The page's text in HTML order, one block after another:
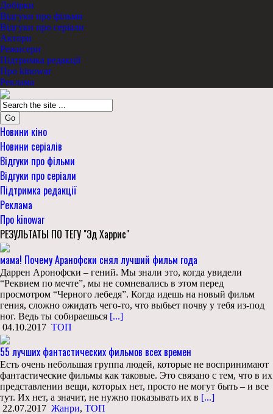
Добірки
Відгуки про фільми
Відгуки про серіали
Актори
Режисери
Підтримка редакції
Про kinowar
Реклама
Go
Новини кіно
Новини серіалів
Відгуки про фільми
Відгуки про серіали
Підтримка редакції
Реклама
Про kinowar
РЕЗУЛЬТАТЫ ПО ТЕГУ "Эд Харрис"
мама! Почему Аранофски снял лучший фильм года
Даррен Аронофски – гений. Мы знали это, когда увидели
“Реквием по мечте”, мы не сомневались в этом перед
просмотром “Черного лебедя”. Когда идешь на новый фильм
гения, сложно ожидать чего-то, что выбьет почву у тебя из-под
ног. Ведь ты собираешься [...]
04.10.2017 ТОП
55 лучших фантастических фильмов всех времен
Есть очень небольшая группа людей, которые не воспринимают
фантастические фильмы как таковые. Это связано с тем, что в их
представлении вещи, которых нет, просто не могут быть – и все
тут. Их нет, а значит, не нужно показывать их в [...]
22.07.2017 Жанри, ТОП